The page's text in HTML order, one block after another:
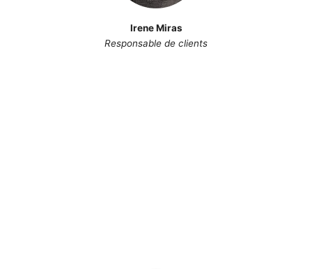
Irene Miras
Responsable de clients